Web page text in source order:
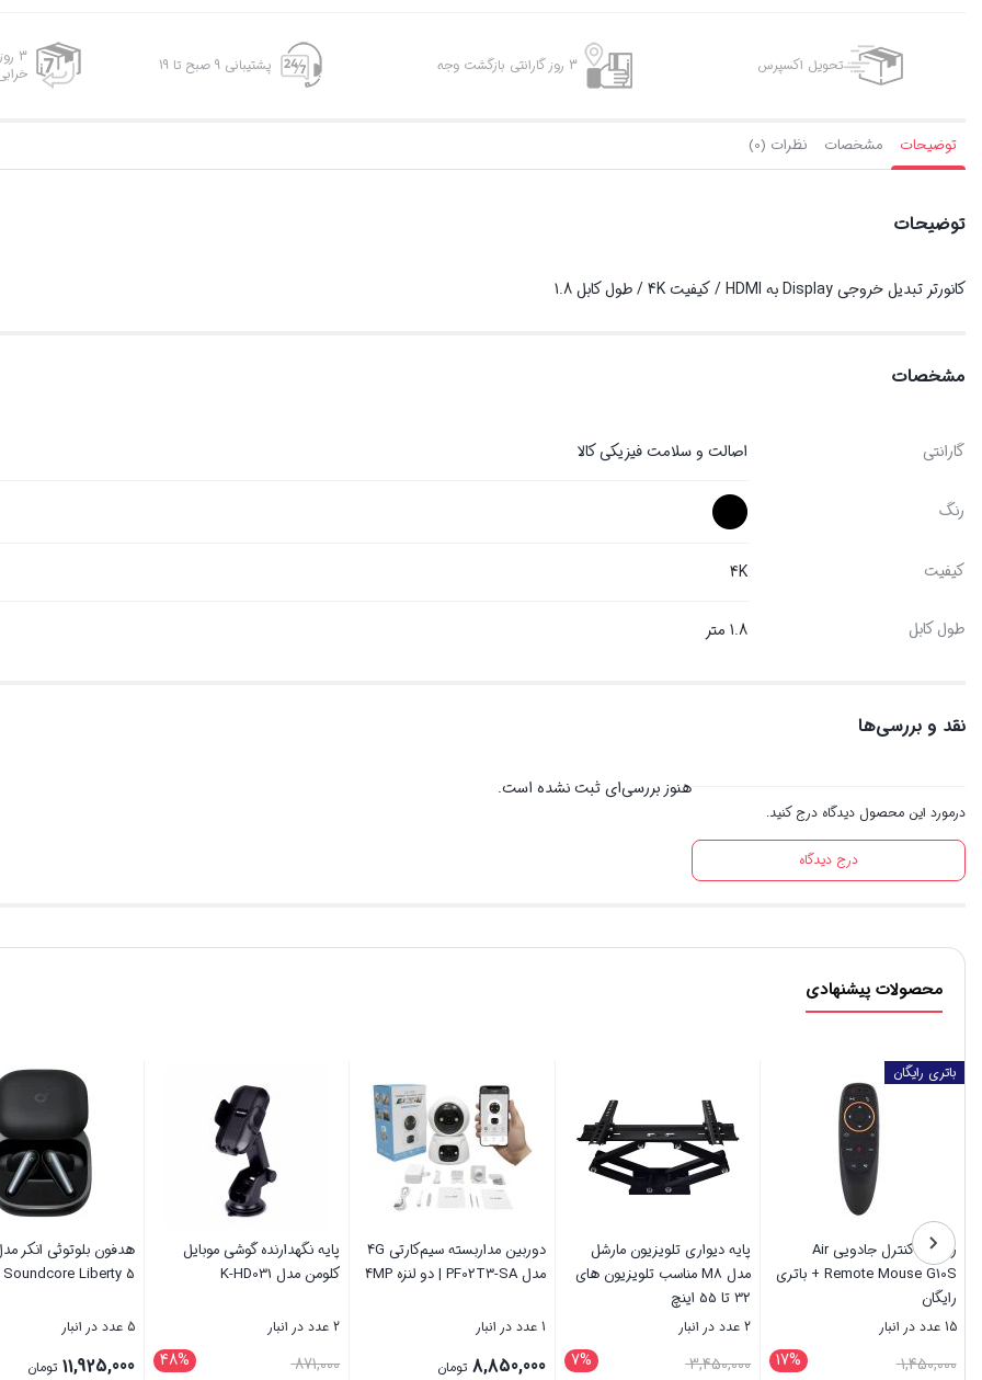
تحویل اکسپرس 3 روز گارانتی بازگشت وجه پشتیبانی 9 صبح تا 19
3
توضیحات مشخصات نظرات (0)
توضیحات
کانورتر تبدیل خروجی Display به HDMI / کیفیت 4K / طول کابل 1.8
مشخصات
گارانتی اصالت و سلامت فیزیکی کالا
رنگ
کیفیت 4K
طول کابل 1.8 متر
نقد و بررسی‌ها
درمورد این محصول دیدگاه درج کنید.
درج دیدگاه
هنوز بررسی‌ای ثبت نشده است.
محصولات پیشنهادی
ریموت کنترل جادویی Air
Remote Mouse G10S + باتری
رایگان
15 عدد در انبار
17% 1,450,000قیمت
باتری رایگان
پایه دیواری تلویزیون مارشل
مدل M8 مناسب تلویزیون های
32 تا 55 اینچ
2 عدد در انبار
7% 3,450,000قیمت
دوربین مداربسته سیم‌کارتی 4G
مدل PF02T3-SA | دو لنزه 4MP
1 عدد در انبار
8,850,000 تومان
پایه نگهدارنده گوشی موبایل
کلومن مدل K-HD031
2 عدد در انبار
48% 871,000قیمت
هدفون بلوتوثی انکر
Soundcore Liberty 5
5 عدد در انبار
11,925,000 تومان